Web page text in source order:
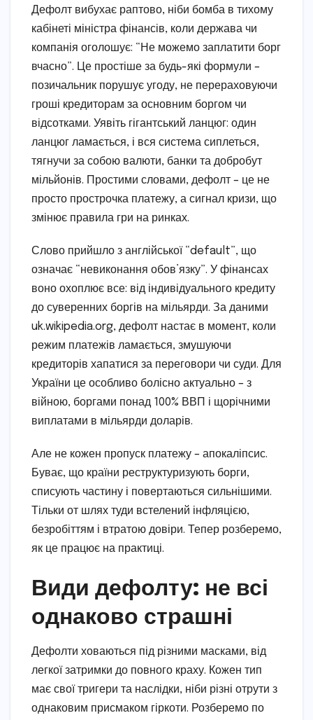
Дефолт вибухає раптово, ніби бомба в тихому
кабінеті міністра фінансів, коли держава чи
компанія оголошує: “Не можемо заплатити борг
вчасно”. Це простіше за будь-які формули –
позичальник порушує угоду, не перераховуючи
гроші кредиторам за основним боргом чи
відсотками. Уявіть гігантський ланцюг: один
ланцюг ламається, і вся система сиплеться,
тягнучи за собою валюти, банки та добробут
мільйонів. Простими словами, дефолт – це не
просто прострочка платежу, а сигнал кризи, що
змінює правила гри на ринках.
Слово прийшло з англійської “default”, що
означає “невиконання обов’язку”. У фінансах
воно охоплює все: від індивідуального кредиту
до суверенних боргів на мільярди. За даними
uk.wikipedia.org, дефолт настає в момент, коли
режим платежів ламається, змушуючи
кредиторів хапатися за переговори чи суди. Для
України це особливо болісно актуально – з
війною, боргами понад 100% ВВП і щорічними
виплатами в мільярди доларів.
Але не кожен пропуск платежу – апокаліпсис.
Буває, що країни реструктуризують борги,
списують частину і повертаються сильнішими.
Тільки от шлях туди встелений інфляцією,
безробіттям і втратою довіри. Тепер розберемо,
як це працює на практиці.
Види дефолту: не всі
однаково страшні
Дефолти ховаються під різними масками, від
легкої затримки до повного краху. Кожен тип
має свої тригери та наслідки, ніби різні отрути з
однаковим присмаком гіркоти. Розберемо по